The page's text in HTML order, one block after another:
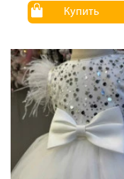
Купить